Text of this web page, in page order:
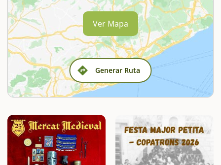
Generar Ruta
Ver Mapa